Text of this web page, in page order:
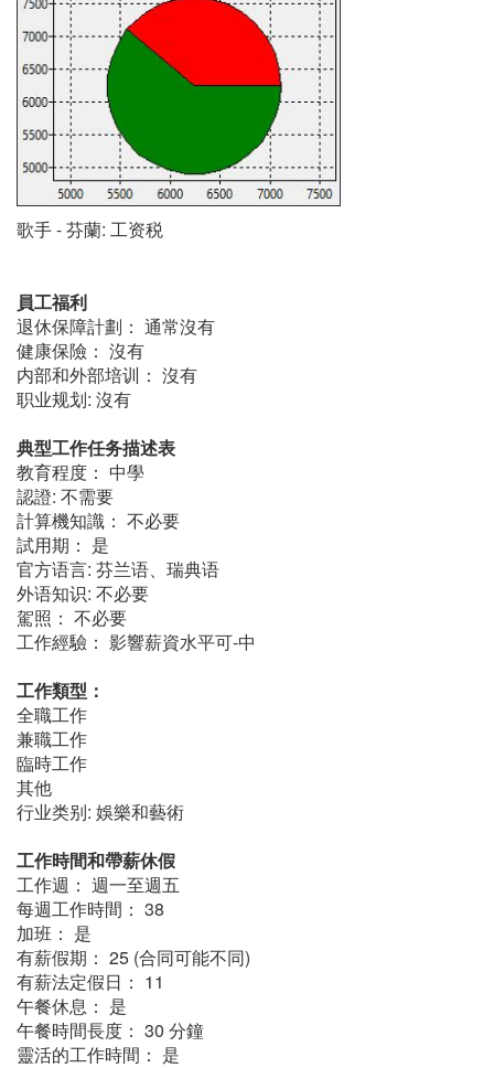
歌手 - 芬蘭: 工资税
員工福利
退休保障計劃： 通常沒有
健康保險： 沒有
内部和外部培训： 沒有
职业规划: 沒有
典型工作任务描述表
教育程度： 中學
認證: 不需要
計算機知識： 不必要
試用期： 是
官方语言: 芬兰语、瑞典语
外语知识: 不必要
駕照： 不必要
工作經驗： 影響薪資水平可-中
工作類型：
全職工作
兼職工作
臨時工作
其他
行业类别: 娛樂和藝術
工作時間和帶薪休假
工作週： 週一至週五
每週工作時間： 38
加班： 是
有薪假期： 25 (合同可能不同)
有薪法定假日： 11
午餐休息： 是
午餐時間長度： 30 分鐘
靈活的工作時間： 是